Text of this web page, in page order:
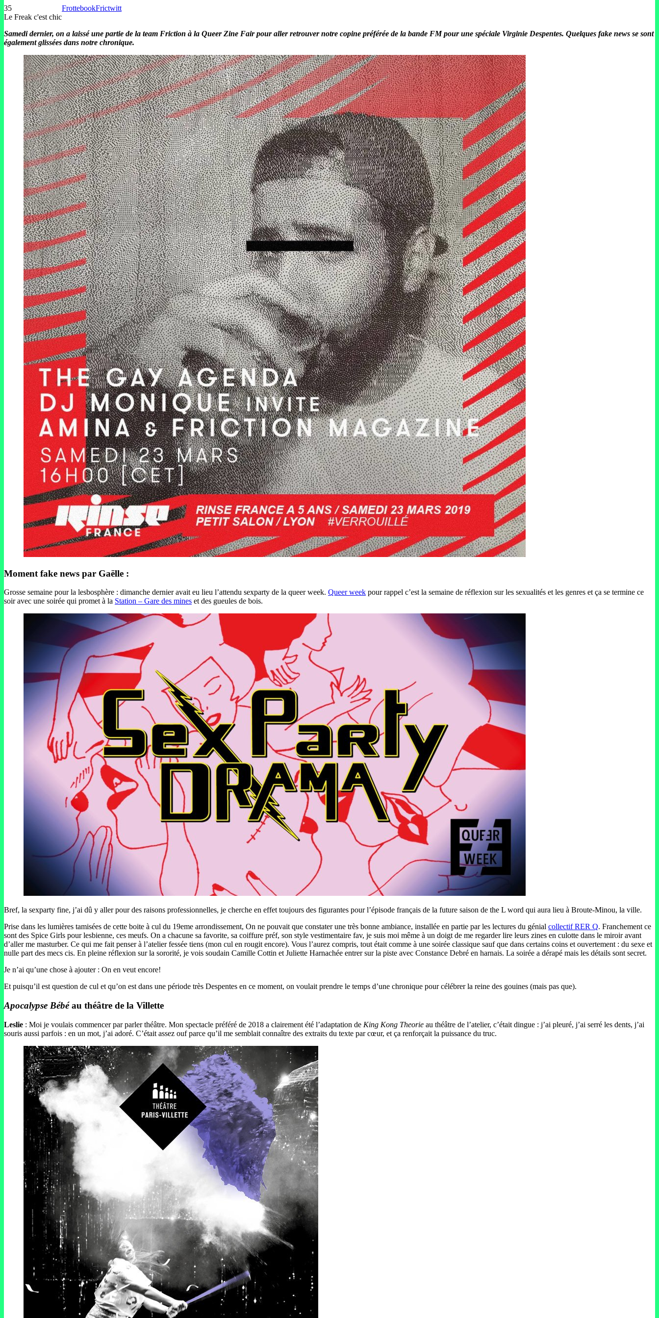
35
Le Freak c'est chic
FrottebookFrictwitt
Samedi dernier, on a laissé une partie de la team Friction à la Queer Zine Fair pour aller retrouver notre copine préférée de la bande FM pour une spéciale Virginie Despentes. Quelques fake news se sont
également glissées dans notre chronique.
Moment fake news par Gaëlle :
Grosse semaine pour la lesbosphère : dimanche dernier avait eu lieu l’attendu sexparty de la queer week. Queer week pour rappel c’est la semaine de réflexion sur les sexualités et les genres et ça se termine ce
soir avec une soirée qui promet à la Station – Gare des mines et des gueules de bois.
Bref, la sexparty fine, j’ai dû y aller pour des raisons professionnelles, je cherche en effet toujours des figurantes pour l’épisode français de la future saison de the L word qui aura lieu à Broute-Minou, la ville.
Prise dans les lumières tamisées de cette boite à cul du 19eme arrondissement, On ne pouvait que constater une très bonne ambiance, installée en partie par les lectures du génial collectif RER Q. Franchement ce
sont des Spice Girls pour lesbienne, ces meufs. On a chacune sa favorite, sa coiffure préf, son style vestimentaire fav, je suis moi même à un doigt de me regarder lire leurs zines en culotte dans le miroir avant
d’aller me masturber. Ce qui me fait penser à l’atelier fessée tiens (mon cul en rougit encore). Vous l’aurez compris, tout était comme à une soirée classique sauf que dans certains coins et ouvertement : du sexe et
nulle part des mecs cis. En pleine réflexion sur la sororité, je vois soudain Camille Cottin et Juliette Harnachée entrer sur la piste avec Constance Debré en harnais. La soirée a dérapé mais les détails sont secret.
Je n’ai qu’une chose à ajouter : On en veut encore!
Et puisqu’il est question de cul et qu’on est dans une période très Despentes en ce moment, on voulait prendre le temps d’une chronique pour célébrer la reine des gouines (mais pas que).
Apocalypse Bébéau théâtre de la Villette
Leslie : Moi je voulais commencer par parler théâtre. Mon spectacle préféré de 2018 a clairement été l’adaptation de King Kong Theorie au théâtre de l’atelier, c’était dingue : j’ai pleuré, j’ai serré les dents, j’ai
souris aussi parfois : en un mot, j’ai adoré. C’était assez ouf parce qu’il me semblait connaître des extraits du texte par cœur, et ça renforçait la puissance du truc.